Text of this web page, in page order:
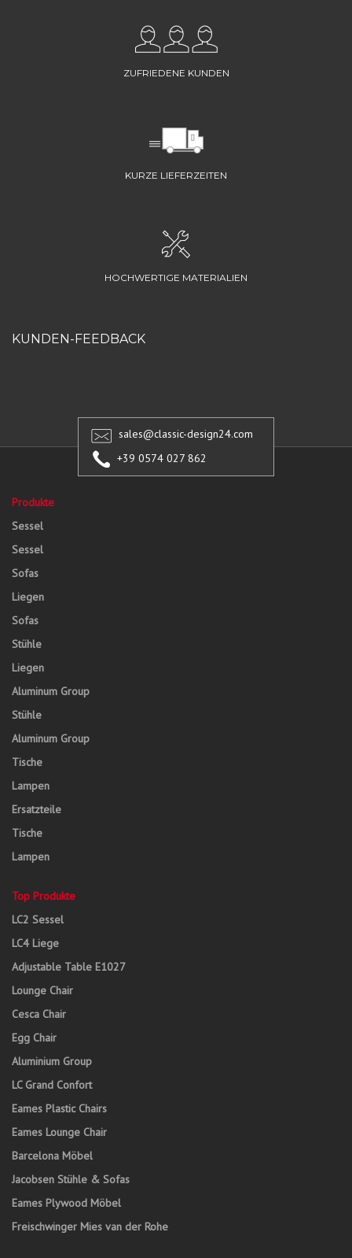
ZUFRIEDENE KUNDEN
KURZE LIEFERZEITEN
HOCHWERTIGE MATERIALIEN
KUNDEN-FEEDBACK
sales@classic-design24.com
+39 0574 027 862
Produkte
Sessel
Sessel
Sofas
Liegen
Sofas
Stühle
Liegen
Aluminum Group
Stühle
Aluminum Group
Tische
Lampen
Ersatzteile
Tische
Lampen
Top Produkte
LC2 Sessel
LC4 Liege
Adjustable Table E1027
Lounge Chair
Cesca Chair
Egg Chair
Aluminium Group
LC Grand Confort
Eames Plastic Chairs
Eames Lounge Chair
Barcelona Möbel
Jacobsen Stühle & Sofas
Eames Plywood Möbel
Freischwinger Mies van der Rohe